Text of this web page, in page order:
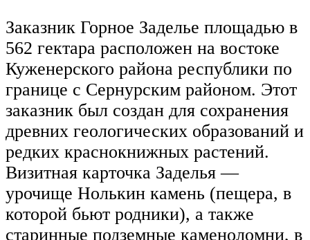
Заказник Горное Заделье площадью в
562 гектара расположен на востоке
Куженерского района республики по
границе с Сернурским районом. Этот
заказник был создан для сохранения
древних геологических образований и
редких краснокнижных растений.
Визитная карточка Заделья —
урочище Нолькин камень (пещера, в
которой бьют родники), а также
старинные подземные каменоломни, в